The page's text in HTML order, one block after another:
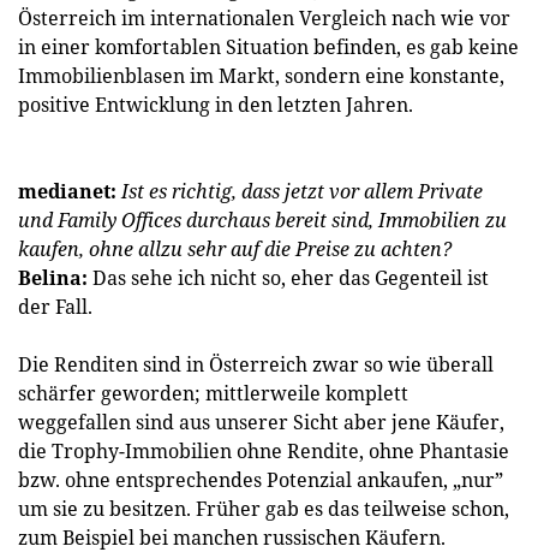
Österreich im internationalen Vergleich nach wie vor
in einer komfortablen Situation befinden, es gab keine
Immobilienblasen im Markt, sondern eine konstante,
positive Entwicklung in den letzten Jahren.
medianet:Ist es richtig, dass jetzt vor allem Private
und ­Family ­Offices durchaus bereit sind, Immobilien zu
kaufen, ohne allzu sehr auf die Preise zu achten?
Belina: Das sehe ich nicht so, eher das Gegenteil ist
der Fall.
Die Renditen sind in Österreich zwar so wie überall
schärfer geworden; mittlerweile komplett
weggefallen sind aus unserer Sicht aber jene Käufer,
die Trophy-Immobilien ohne Rendite, ohne Phantasie
bzw. ohne entsprechendes Potenzial ankaufen, „nur”
um sie zu besitzen. Früher gab es das teilweise schon,
zum Beispiel bei manchen russischen Käufern.